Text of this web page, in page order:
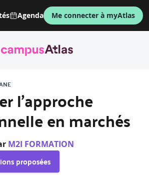
Agenda Me connecter à myAtlas
l’approche
en marchés
M2I FORMATION
proposées